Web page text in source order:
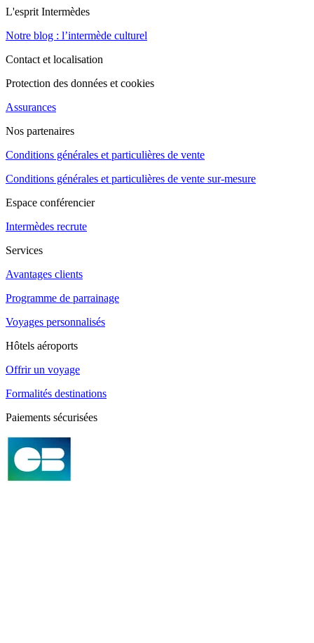
L'esprit Intermèdes
Notre blog : l’intermède culturel
Contact et localisation
Protection des données et cookies
Assurances
Nos partenaires
Conditions générales et particulières de vente
Conditions générales et particulières de vente sur-mesure
Espace conférencier
Intermèdes recrute
Services
Avantages clients
Programme de parrainage
Voyages personnalisés
Hôtels aéroports
Offrir un voyage
Formalités destinations
Paiements sécurisées